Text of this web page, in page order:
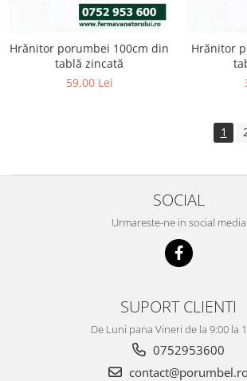
Hrănitor porumbei 100cm din
tablă zincată
59,00 Lei
Hrănitor
1
SOCIAL
Urmareste-ne in social media
SUPORT CLIENTI
De Luni pana Vineri de la 9:00 la
0752953600